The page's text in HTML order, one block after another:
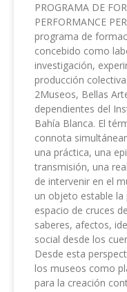
PROGRAMA DE
PERFORMANCE
programa de
concebido como
investigación,
producción
2Museos, Bellas
dependientes del
Bahía Blanca. El
connota
una práctica, una
transmisión, una
de intervenir en el
un objeto estable la
espacio de cruces
saberes, afectos,
social desde los
Desde esta
los museos como
para la creación